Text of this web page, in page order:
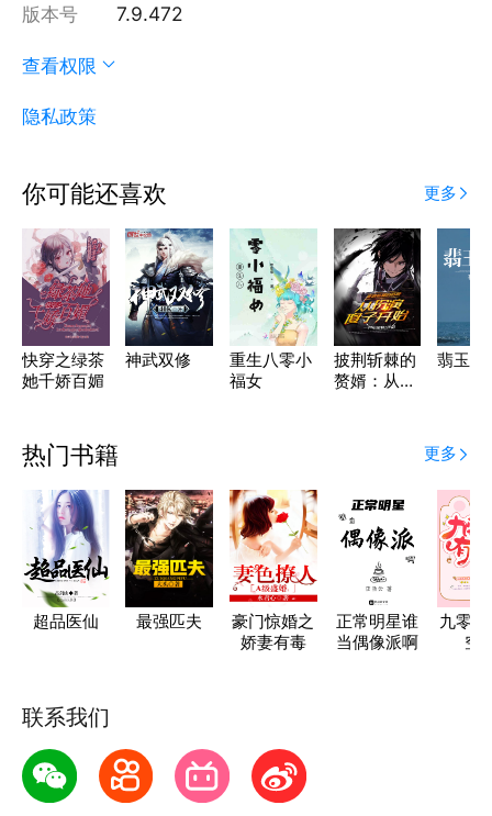
版本号 7.9.472
查看权限
隐私政策
你可能还喜欢 更多
快穿之绿茶
她千娇百媚
神武双修
重生八零小
福女
披荆斩棘的
赘婿：从扮
翡玉无
热门书籍 更多
超品医仙 最强匹夫
豪门惊婚之
娇妻有毒
正常明星谁
当偶像派啊
九零
空
联系我们